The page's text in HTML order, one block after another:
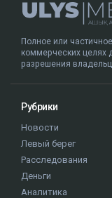
Полное или
коммерческих целях
разрешения
Рубрики
Новости
Левый берег
Расследования
Деньги
Аналитика